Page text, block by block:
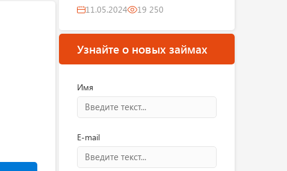
11.05.2024 19 250
Узнайте о новых займах
Имя
E-mail